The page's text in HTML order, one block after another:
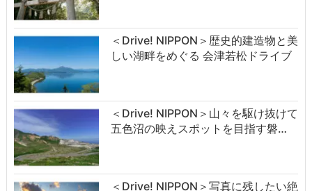
＜Drive! NIPPON＞歴史的建造物と美
しい湖畔をめぐる 会津若松ドライブ
＜Drive! NIPPON＞山々を駆け抜けて
五色沼の映えスポットを目指す磐…
＜Drive! NIPPON＞写真に残したい絶